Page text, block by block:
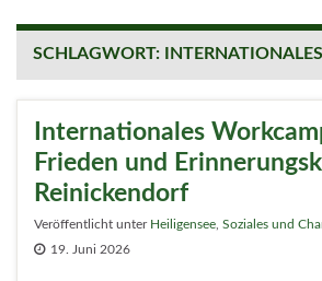
SCHLAGWORT:
Internationales
Frieden und
Reinickendorf
Veröffentlicht unter Heiligensee Soziales und
19. Juni 2026